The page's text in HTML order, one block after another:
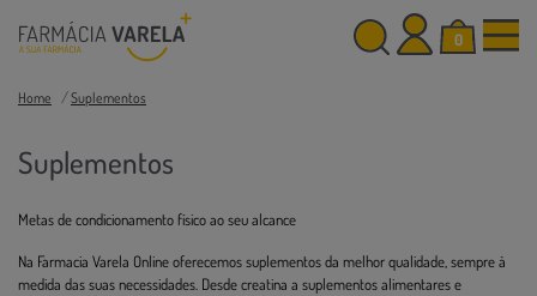
0
Home Suplementos
Suplementos
Metas de condicionamento físico ao seu alcance
Na Farmacia Varela Online oferecemos suplementos da melhor qualidade, sempre à
medida das suas necessidades. Desde creatina a suplementos alimentares e